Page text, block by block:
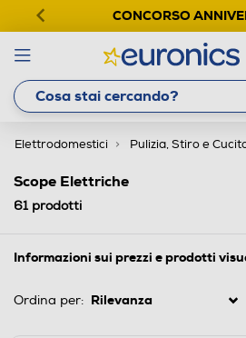
CONCORSO
Elettrodomestici Pulizia, Stiro e
Scope Elettriche
61prodotti
Informazioni sui prezzi e prodotti
Ordina per: